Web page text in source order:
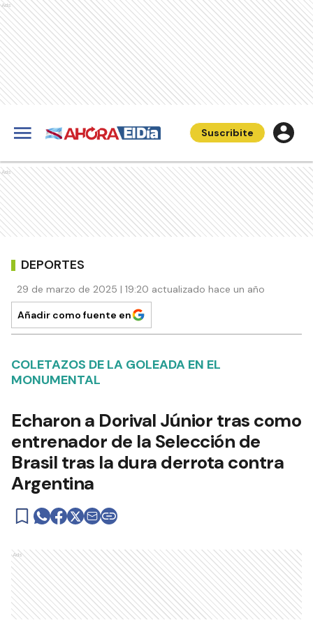
Ads
Suscribite
Ads
DEPORTES
29 de marzo de 2025 | 19:20 actualizado hace un año
Añadir como fuente en
COLETAZOS DE LA GOLEADA EN EL
MONUMENTAL
Echaron a Dorival Júnior tras como
entrenador de la Selección de
Brasil tras la dura derrota contra
Argentina
Ads